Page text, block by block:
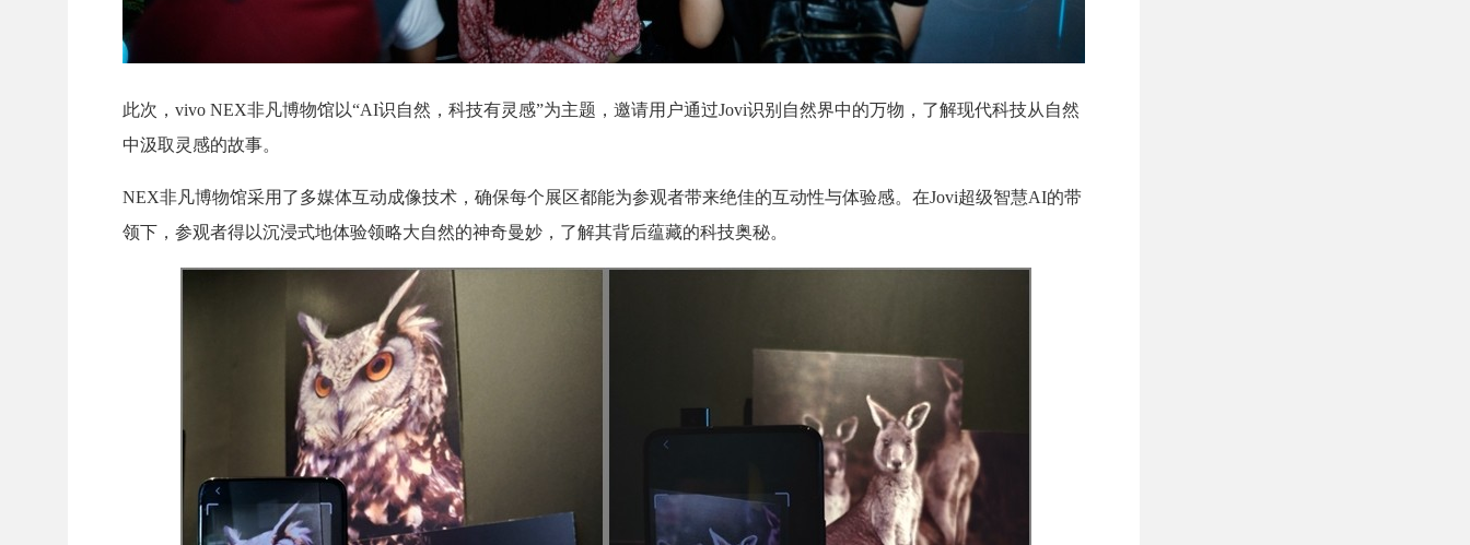
此次，vivo NEX非凡博物馆以“AI识自然，科技有灵感”为主题，邀请用户通过Jovi识别自然界中的万物，了解现代科技从自然
中汲取灵感的故事。
NEX非凡博物馆采用了多媒体互动成像技术，确保每个展区都能为参观者带来绝佳的互动性与体验感。在Jovi超级智慧AI的带
领下，参观者得以沉浸式地体验领略大自然的神奇曼妙，了解其背后蕴藏的科技奥秘。